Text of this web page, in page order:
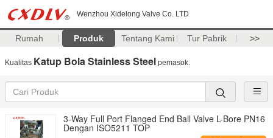
Wenzhou Xidelong Valve Co. LTD
Rumah Produk Tentang Kami Tur Pabrik >>
Kualitas Katup Bola Stainless Steel pemasok.
3-Way Full Port Flanged End Ball Valve L-Bore PN16
Dengan ISO5211 TOP